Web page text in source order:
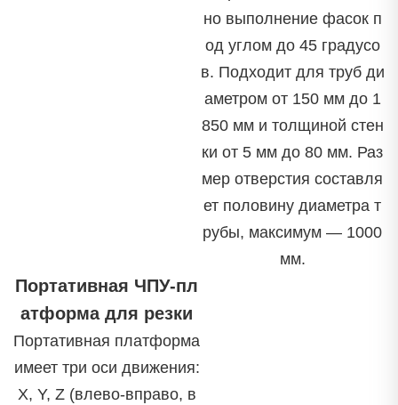
но выполнение фасок п
од углом до 45 градусо
в. Подходит для труб ди
аметром от 150 мм до 1
850 мм и толщиной стен
ки от 5 мм до 80 мм. Раз
мер отверстия составля
ет половину диаметра т
рубы, максимум — 1000
мм.
Портативная ЧПУ-пл
атформа для резки
Портативная платформа
имеет три оси движения:
X, Y, Z (влево-вправо, в